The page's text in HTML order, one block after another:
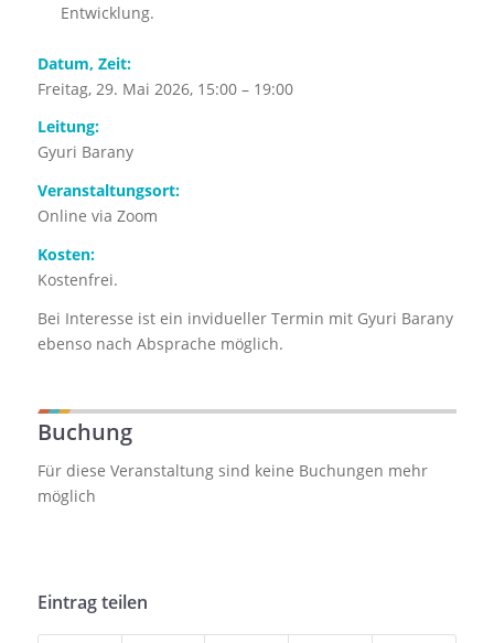
Entwicklung.
Datum, Zeit:
Freitag, 29. Mai 2026, 15:00 – 19:00
Leitung:
Gyuri Barany
Veranstaltungsort:
Online via Zoom
Kosten:
Kostenfrei.
Bei Interesse ist ein invidueller Termin mit Gyuri Barany
ebenso nach Absprache möglich.
Buchung
Für diese Veranstaltung sind keine Buchungen mehr
möglich
Eintrag teilen